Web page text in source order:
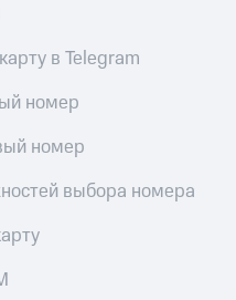
в Telegram
номер
номер
выбора номера